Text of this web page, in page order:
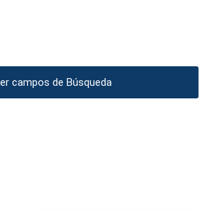
campos de Búsqueda